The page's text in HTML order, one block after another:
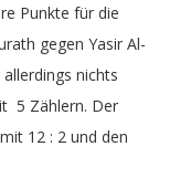
Punkte für die
gegen Yasir Al-
nichts
5 Zählern. Der
12 : 2 und den